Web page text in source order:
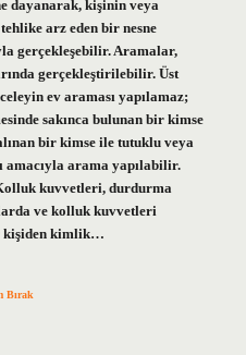
dayanarak, kişinin veya
arz eden bir nesne
gerçekleşebilir. Aramalar,
gerçekleştirilebilir. Üst
ev araması yapılamaz;
sakınca bulunan bir kimse
bir kimse ile tutuklu veya
amacıyla arama yapılabilir.
kuvvetleri, durdurma
ve kolluk kuvvetleri
kişiden kimlik…
Bırak